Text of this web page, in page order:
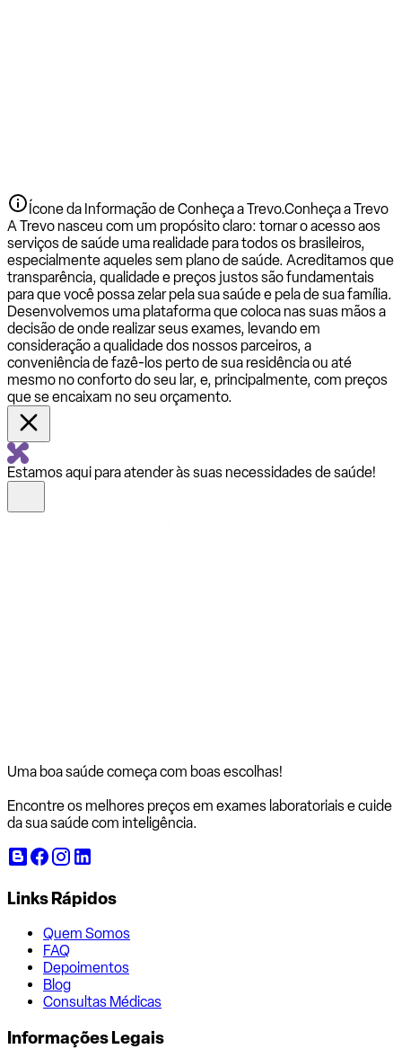
Ícone da Informação de Conheça a Trevo.Conheça a Trevo
A Trevo nasceu com um propósito claro: tornar o acesso aos
serviços de saúde uma realidade para todos os brasileiros,
especialmente aqueles sem plano de saúde. Acreditamos que
transparência, qualidade e preços justos são fundamentais
para que você possa zelar pela sua saúde e pela de sua família.
Desenvolvemos uma plataforma que coloca nas suas mãos a
decisão de onde realizar seus exames, levando em
consideração a qualidade dos nossos parceiros, a
conveniência de fazê-los perto de sua residência ou até
mesmo no conforto do seu lar, e, principalmente, com preços
que se encaixam no seu orçamento.
Estamos aqui para atender às suas necessidades de saúde!
Uma boa saúde começa com boas escolhas!
Encontre os melhores preços em exames laboratoriais e cuide
da sua saúde com inteligência.
Links Rápidos
Quem Somos
FAQ
Depoimentos
Blog
Consultas Médicas
Informações Legais